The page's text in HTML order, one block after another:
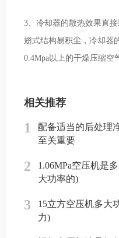
3、冷却器的散热效果直
翅式结构易积尘，冷却器
0.4Mpa以上的干燥压缩空
相关推荐
1
配备适当的后处理
至关重要
2
1.06MPa空压机是
大功率的)
3
15立方空压机多大
力)